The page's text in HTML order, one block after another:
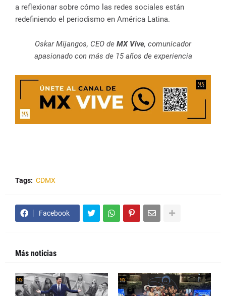
a reflexionar sobre cómo las redes sociales están
redefiniendo el periodismo en América Latina.
Oskar Mijangos, CEO de MX Vive, comunicador
apasionado con más de 15 años de experiencia
Tags: CDMX
Facebook
Más noticias